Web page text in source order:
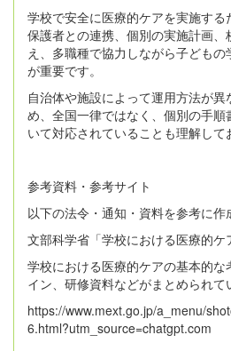
学校で安全に医療的ケアを実施する
保護者との連携、個別の実施計画
え、多職種で協力しながら子どもの
が重要です。
自治体や施設によって運用方法が
め、全国一律ではなく、個別の手
いて対応されていることも理解して
参考資料・参考サイト
以下の法令・通知・資料を参考に作
文部科学省「学校における医療的ケ
学校における医療的ケアの基本的な
イン、研修資料などがまとめられて
https://www.mext.go.jp/a_menu/
6.html?utm_source=chatgpt.com